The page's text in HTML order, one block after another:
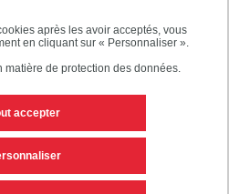
après les avoir acceptés, vous
en cliquant sur « Personnaliser ».
de protection des données.
accepter
légales
Plan du site